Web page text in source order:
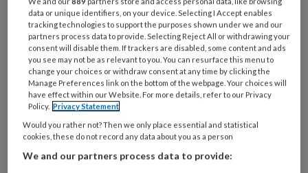
organisatie
werk
je?
Untitled
Ontvang 2x per week de
KinderopvangTotaal nieuwsbrief
Ontvang iedere zondag het
Management Kinderopvang
Weekoverzicht
Ja, ik geef toestemming voor e-mails
data or unique identifiers, on your device. Selecting I Accept enables
tracking technologies to support the purposes shown under we and our
partners process data to provide. Selecting Reject All or withdrawing your
consent will disable them. If trackers are disabled, some content and ads
you see may not be as relevant to you. You can resurface this menu to
change your choices or withdraw consent at any time by clicking the
Manage Preferences link on the bottom of the webpage. Your choices will
have effect within our Website. For more details, refer to our Privacy
Policy. Privacy Statement
Would you rather not? Then we only place essential and statistical
cookies, these do not record any data about you as a person
We and our partners process data to provide: